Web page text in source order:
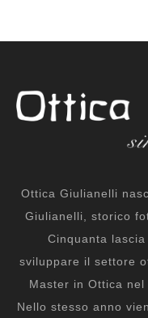
Ottica Giulianelli
Giulianelli, storico
Cinquanta
sviluppare il settore
Master in Ottica
Nello stesso anno